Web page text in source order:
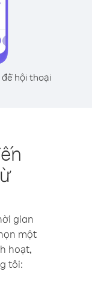
đề hội thoại
gian
một
hoạt,
tôi: